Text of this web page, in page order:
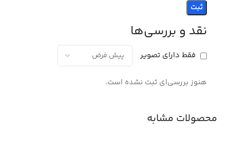
نقد و بررسی‌ها
فقط دارای تصویر
هنوز بررسی‌ای ثبت نشده است.
محصولات مشابه